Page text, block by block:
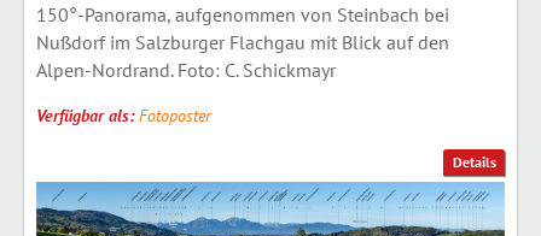
Details
150°-Panorama, aufgenommen von Steinbach bei
Nußdorf im Salzburger Flachgau mit Blick auf den
Alpen-Nordrand. Foto: C. Schickmayr
Verfügbar als:Fotoposter